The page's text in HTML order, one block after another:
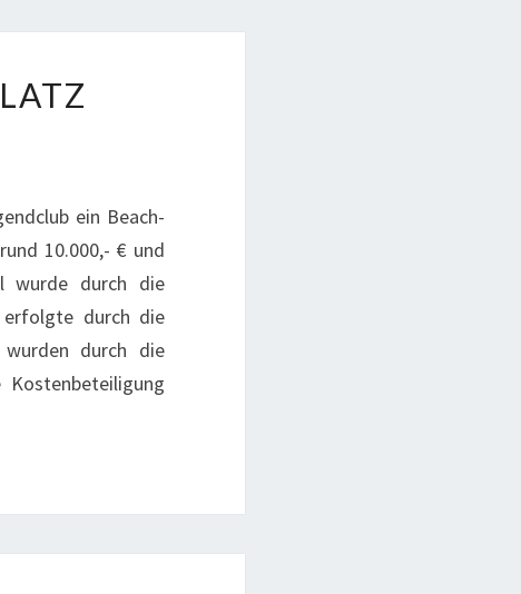
ein Beach-
10.000,- € und
wurde durch die
erfolgte durch die
wurden durch die